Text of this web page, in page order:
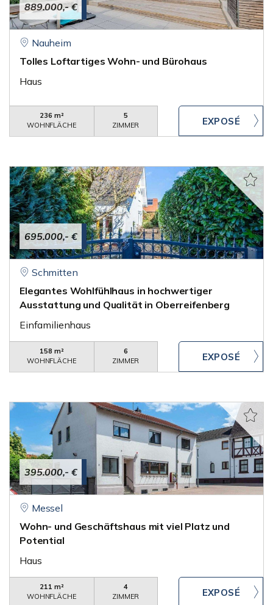
889.000,- €
Nauheim
Tolles Loftartiges Wohn- und Bürohaus
Haus
236 m²
WOHNFLÄCHE
5
ZIMMER
695.000,- €
Schmitten
Elegantes Wohlfühlhaus in hochwertiger
Ausstattung und Qualität in Oberreifenberg
Einfamilienhaus
158 m²
WOHNFLÄCHE
6
ZIMMER
395.000,- €
Messel
Wohn- und Geschäftshaus mit viel Platz und
Potential
Haus
211 m²
WOHNFLÄCHE
4
ZIMMER